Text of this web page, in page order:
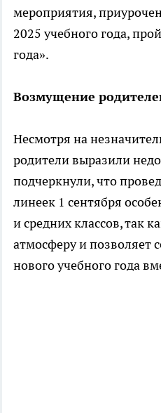
мероприятия,
2025 учебного года,
года».
Возмущение
Несмотря на
родители выразили
подчеркнули, что
линеек 1 сентября
и средних классов, так
атмосферу и позволяет
нового учебного года